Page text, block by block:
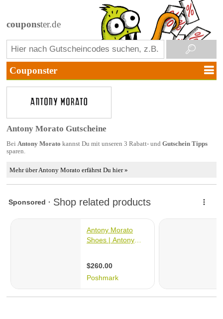
couponster.de
Antony Morato Gutscheine
Bei Antony Morato kannst Du mit unseren 3 Rabatt- und Gutschein Tipps
sparen.
Mehr über Antony Morato erfährst Du hier »